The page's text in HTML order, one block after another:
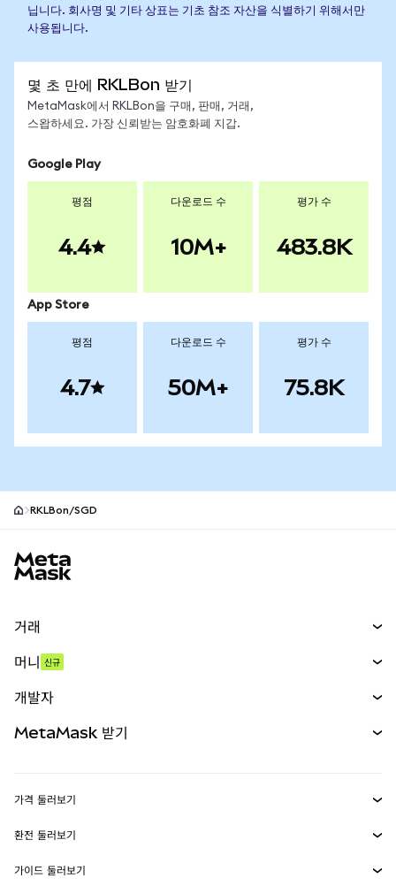
닙니다. 회사명 및 기타 상표는 기초 참조 자산을 식별하기 위해서만
사용됩니다.
몇 초 만에 RKLBon 받기
MetaMask에서 RKLBon을 구매, 판매, 거래,
스왑하세요. 가장 신뢰받는 암호화폐 지갑.
Google Play
평점
4.4
다운로드 수
10M+
평가 수
483.8K
App Store
평점
4.7
다운로드 수
50M+
평가 수
75.8K
RKLBon/SGD
거래
무기한 선물
실물자산
머니 신규
개발자
MetaMask Connect
Snaps
MetaMask 받기
보안
가격 둘러보기
이더리움 가격
솔라나 가격
환전 둘러보기
ETH를 USD로 환전
가이드 둘러보기